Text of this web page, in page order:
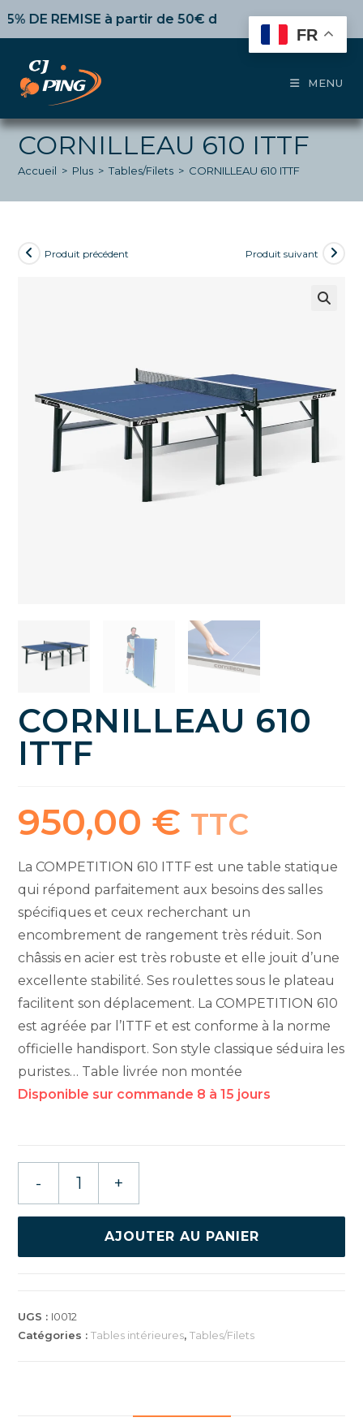
REMISEà partir de 50€ d’achat, 10%dès 100€,15%
MENU
CORNILLEAU 610 ITTF
Accueil > Plus > Tables/Filets > CORNILLEAU 610 ITTF
Produit précédent Produit suivant
CORNILLEAU 610
ITTF
950,00 € TTC
La COMPETITION 610 ITTF est une table statique
qui répond parfaitement aux besoins des salles
spécifiques et ceux recherchant un
encombrement de rangement très réduit. Son
châssis en acier est très robuste et elle jouit d’une
excellente stabilité. Ses roulettes sous le plateau
facilitent son déplacement. La COMPETITION 610
est agréée par l’ITTF et est conforme à la norme
officielle handisport. Son style classique séduira les
puristes… Table livrée non montée
ITTF
- +
AJOUTER AU PANIER
UGS : I0012
Catégories :Tables intérieures,Tables/Filets
FR